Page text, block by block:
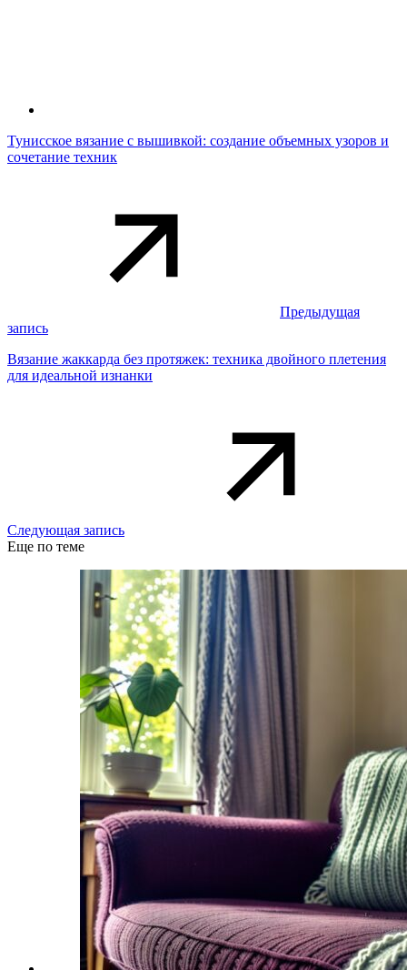
Тунисское вязание с вышивкой: создание объемных узоров и
сочетание техник
Предыдущая
запись
Вязание жаккарда без протяжек: техника двойного плетения
для идеальной изнанки
Следующая запись
Еще по теме